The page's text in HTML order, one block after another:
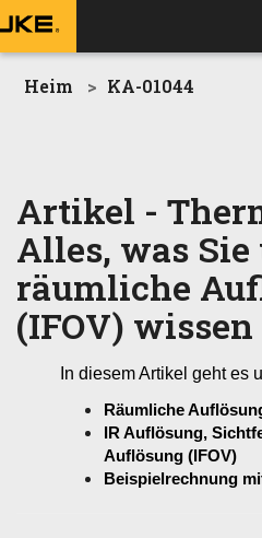
Heim KA-01044
Artikel -
Alles, was Sie
räumliche
(IFOV)
In diesem Artikel geht es
Räumliche
IR Auflösung,
Auflösung (IFOV)
Beispielrechnung